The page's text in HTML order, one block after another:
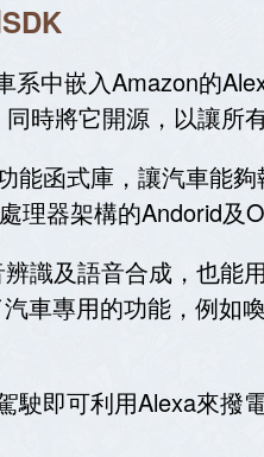
中嵌入Amazon的
時將它開源，以讓所
函式庫，讓汽車能
器架構的Andorid及
識及語音合成，也能
車專用的功能，例如
即可利用Alexa來撥